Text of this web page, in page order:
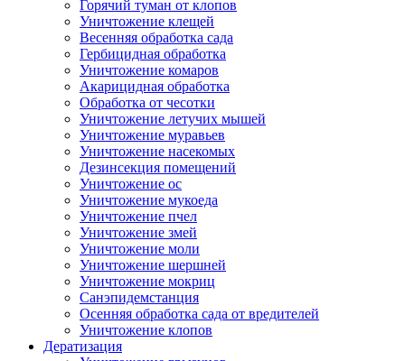
Горячий туман от клопов
Уничтожение клещей
Весенняя обработка сада
Гербицидная обработка
Уничтожение комаров
Акарицидная обработка
Обработка от чесотки
Уничтожение летучих мышей
Уничтожение муравьев
Уничтожение насекомых
Дезинсекция помещений
Уничтожение ос
Уничтожение мукоеда
Уничтожение пчел
Уничтожение змей
Уничтожение моли
Уничтожение шершней
Уничтожение мокриц
Санэпидемстанция
Осенняя обработка сада от вредителей
Уничтожение клопов
Дератизация